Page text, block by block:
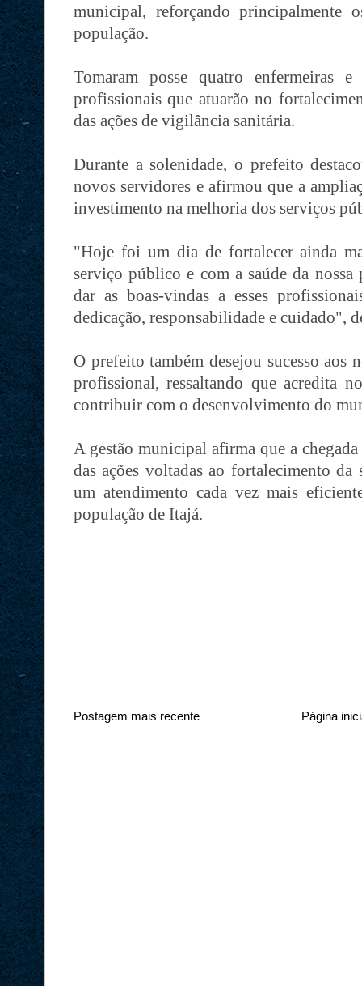
municipal, reforçando principalmente
população.
Tomaram posse quatro enfermeiras
profissionais que atuarão no
das ações de vigilância sanitária.
Durante a solenidade, o prefeito
novos servidores e afirmou que a
investimento na melhoria dos serviços
"Hoje foi um dia de fortalecer ainda
serviço público e com a saúde da nossa
dar as boas-vindas a esses
dedicação, responsabilidade e cuidado",
O prefeito também desejou sucesso aos
profissional, ressaltando que acredita
contribuir com o desenvolvimento do
A gestão municipal afirma que a
das ações voltadas ao fortalecimento da
um atendimento cada vez mais
população de Itajá.
Postagem mais recente Página